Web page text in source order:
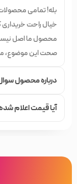
بله! تمامی
خیال راحت
محصول ما اصل
صحت این موضوع،
درباره محصول
آیا قیمت اعلام